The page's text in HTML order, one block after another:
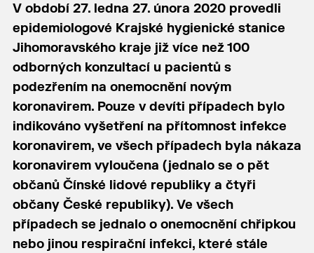
V období 27. ledna 27. února 2020 provedli
epidemiologové Krajské hygienické stanice
Jihomoravského kraje již více než 100
odborných konzultací u pacientů s
podezřením na onemocnění novým
koronavirem. Pouze v devíti případech bylo
indikováno vyšetření na přítomnost infekce
koronavirem, ve všech případech byla nákaza
koronavirem vyloučena (jednalo se o pět
občanů Čínské lidové republiky a čtyři
občany České republiky). Ve všech
případech se jednalo o onemocnění chřipkou
nebo jinou respirační infekci, které stále